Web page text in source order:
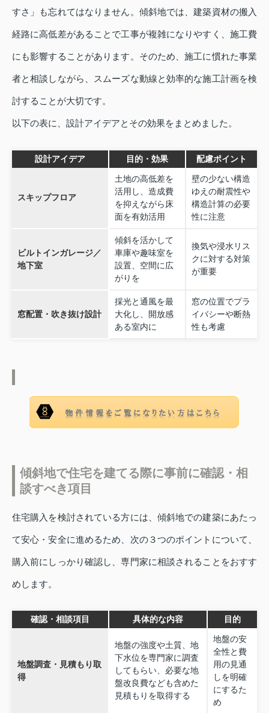
すさ」も忘れてはなりません。傾斜地では、建築資材の搬入
経路に高低差があることで工事が複雑になりやすく、施工費
にも影響することがあります。そのため、施工に慣れた事業
者と相談しながら、スムーズな動線と効率的な施工計画を検
討することが大切です。
以下の表に、設計アイデアとその効果をまとめました。
設計アイデア 目的・効果 配慮ポイント
スキップフロア
土地の高低差を
活用し、造成費
を抑えながら床
面を有効活用
壁の少ない構造
ゆえの耐震性や
構造計算の必要
性に注意
ビルトインガレージ／
地下室
傾斜を活かして
車庫や趣味室を
設置、空間に広
がりを
換気や浸水リス
クに対する対策
が重要
窓配置・吹き抜け設計
採光と通風を最
大化し、開放感
ある室内に
窓の位置でプラ
イバシーや断熱
性も考慮
傾斜地で住宅を建てる際に事前に確認・相
談すべき項目
住宅購入を検討されている方には、傾斜地での建築にあたっ
て安心・安全に進めるため、次の３つのポイントについて、
購入前にしっかり確認し、専門家に相談されることをおすす
めします。
確認・相談項目 具体的な内容 目的
地盤調査・見積もり取
得
地盤の強度や土質、地
下水位を専門家に調査
してもらい、必要な地
盤改良費なども含めた
見積もりを取得する
地盤の安
全性と費
用の見通
しを明確
にするた
め